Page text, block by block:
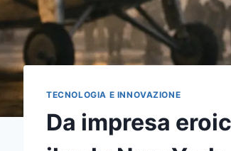
TECNOLOGIA E INNOVAZIONE
Da impresa